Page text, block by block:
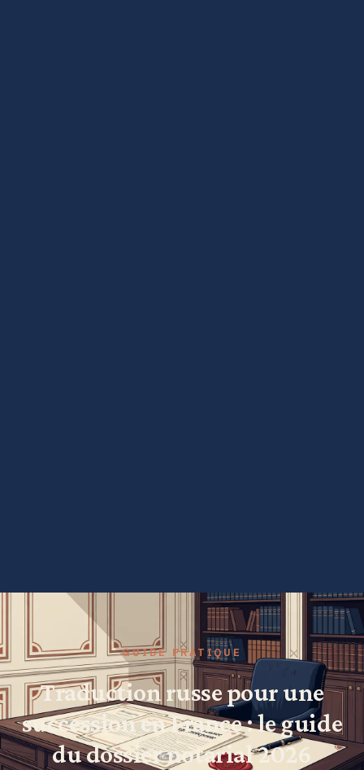
GUIDE PRATIQUE
Traduction russe pour une
succession en France : le guide
du dossier notarial 2026